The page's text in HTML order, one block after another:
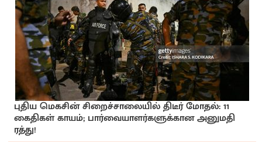
புதிய மெகசின் சிறைச்சாலையில் திடீர் மோதல்: 11
கைதிகள் காயம்; பார்வையாளர்களுக்கான அனுமதி
ரத்து!